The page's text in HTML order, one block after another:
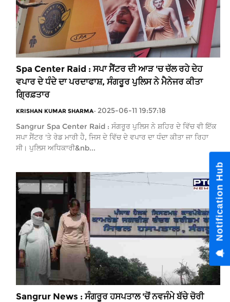
Spa Center Raid : ਸਪਾ ਸੈਂਟਰ ਦੀ ਆੜ 'ਚ ਚੱਲ ਰਹੇ ਦੇਹ
ਵਪਾਰ ਦੇ ਧੰਦੇ ਦਾ ਪਰਦਾਫਾਸ਼, ਸੰਗਰੂਰ ਪੁਲਿਸ ਨੇ ਮੈਨੇਜਰ ਕੀਤਾ
ਗ੍ਰਿਫ਼ਤਾਰ
KRISHAN KUMAR SHARMA- 2025-06-11 19:57:18
Sangrur Spa Center Raid : ਸੰਗਰੂਰ ਪੁਲਿਸ ਨੇ ਸ਼ਹਿਰ ਦੇ ਵਿੱਚ ਵੀ ਇੱਕ
ਸਪਾ ਸੈਂਟਰ 'ਤੇ ਰੇਡ ਮਾਰੀ ਹੈ, ਜਿਸ ਦੇ ਵਿੱਚ ਦੇ ਵਪਾਰ ਦਾ ਧੰਦਾ ਕੀਤਾ ਜਾ ਰਿਹਾ
ਸੀ। ਪੁਲਿਸ ਅਧਿਕਾਰੀ&nb...
Sangrur News : ਸੰਗਰੂਰ ਹਸਪਤਾਲ 'ਚੋਂ ਨਵਜੰਮੇ ਬੱਚੇ ਚੋਰੀ